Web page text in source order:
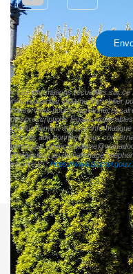
« Les informations recueillies sur
informatisé par Willame Immobilier
conservées pour la durée
des prescriptions légales
Conformément à la loi «
d'accès aux données vous
Immobilier
d'opposition au démarchage
inscrire ici :https://